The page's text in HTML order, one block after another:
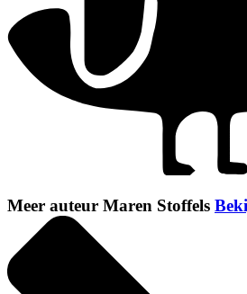
Meer auteur Maren Stoffels